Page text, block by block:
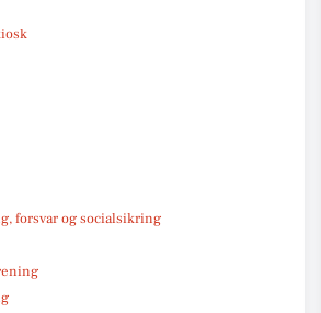
forsvar og socialsikring